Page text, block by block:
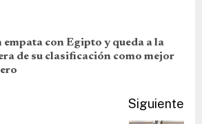
empata con Egipto y queda a la
de su clasificación como mejor
Siguiente